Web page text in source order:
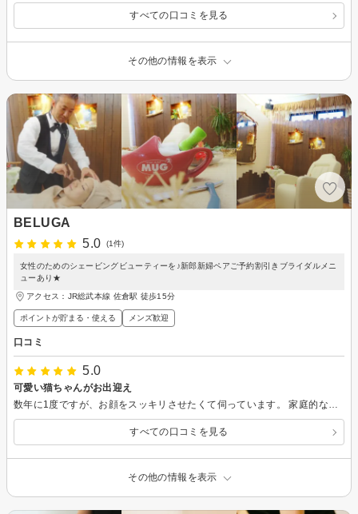
すべての口コミを見る
その他の情報を表示
BELUGA
5.0
(1件)
女性のためのシェービングビューティーを♪新郎新婦ペアご予約割引きブライダルメニ
ューあり★
アクセス：JR総武本線 佐倉駅 徒歩15分
ポイントが貯まる・使える メンズ歓迎
口コミ
5.0
可愛い猫ちゃんがお出迎え
数年に1度ですが、お顔をスッキリさせたくて伺っています。 家庭的な雰囲気のお店で物静かなマスターが丁寧に施術して下さいます。 女性が床屋さんに行くのは敷居が高い様な気がしますが、此所ならリラックスしてリフレッシュ出来ると思います。
すべての口コミを見る
その他の情報を表示